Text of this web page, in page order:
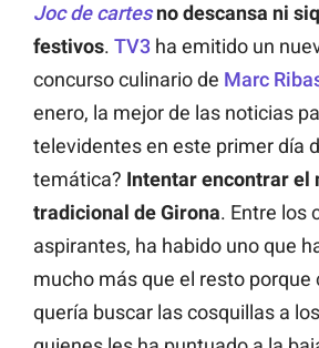
Joc de cartes no descansa ni
festivos. TV3 ha emitido un
concurso culinario de Marc
enero, la mejor de las noticias
televidentes en este primer día
temática? Intentar encontrar el
tradicional de Girona. Entre los
aspirantes, ha habido uno que
mucho más que el resto porque
quería buscar las cosquillas a